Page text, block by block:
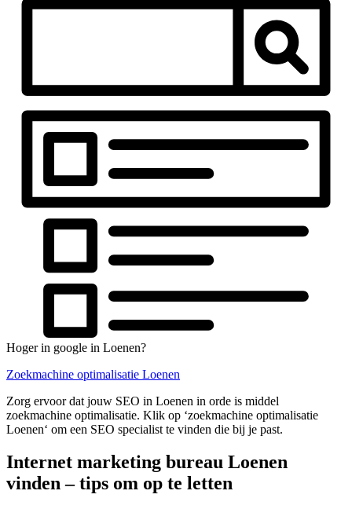
Hoger in google in Loenen?
Zoekmachine optimalisatie Loenen
Zorg ervoor dat jouw SEO in Loenen in orde is middel
zoekmachine optimalisatie. Klik op ‘zoekmachine optimalisatie
Loenen‘ om een SEO specialist te vinden die bij je past.
Internet marketing bureau Loenen
vinden – tips om op te letten